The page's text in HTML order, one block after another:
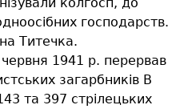
господарств.
Титечка.
1941 р. перервав
загарбників В
та 397 стрілецьких